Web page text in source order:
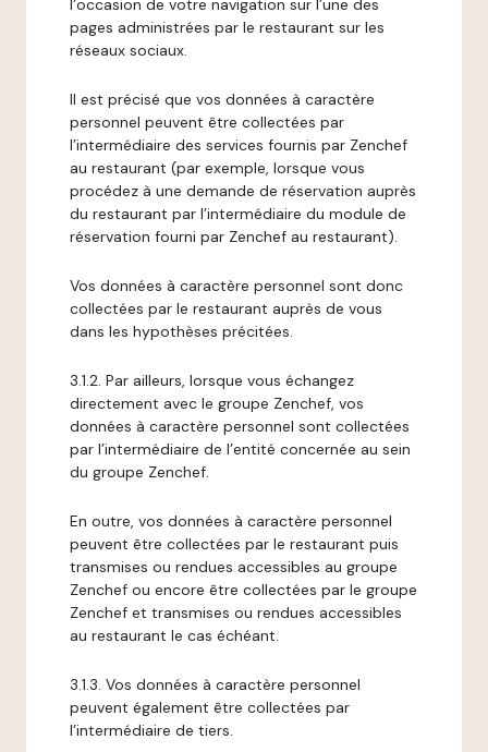
l’occasion de votre navigation sur l’une des
pages administrées par le restaurant sur les
réseaux sociaux.
Il est précisé que vos données à caractère
personnel peuvent être collectées par
l’intermédiaire des services fournis par Zenchef
au restaurant (par exemple, lorsque vous
procédez à une demande de réservation auprès
du restaurant par l’intermédiaire du module de
réservation fourni par Zenchef au restaurant).
Vos données à caractère personnel sont donc
collectées par le restaurant auprès de vous
dans les hypothèses précitées.
3.1.2. Par ailleurs, lorsque vous échangez
directement avec le groupe Zenchef, vos
données à caractère personnel sont collectées
par l’intermédiaire de l’entité concernée au sein
du groupe Zenchef.
En outre, vos données à caractère personnel
peuvent être collectées par le restaurant puis
transmises ou rendues accessibles au groupe
Zenchef ou encore être collectées par le groupe
Zenchef et transmises ou rendues accessibles
au restaurant le cas échéant.
3.1.3. Vos données à caractère personnel
peuvent également être collectées par
l’intermédiaire de tiers.